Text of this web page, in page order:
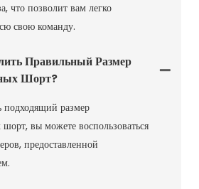
что позволит вам легко
свою команду.
Правильный Размер
Шорт?
подходящий размер
шорт, вы можете воспользоваться
предоставленной